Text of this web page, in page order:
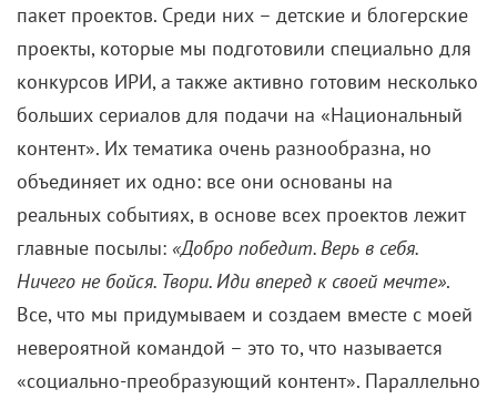
пакет проектов. Среди них – детские и блогерские
проекты, которые мы подготовили специально для
конкурсов ИРИ, а также активно готовим несколько
больших сериалов для подачи на «Национальный
контент». Их тематика очень разнообразна, но
объединяет их одно: все они основаны на
реальных событиях, в основе всех проектов лежит
главные посылы: «Добро победит. Верь в себя.
Ничего не бойся. Твори. Иди вперед к своей мечте».
Все, что мы придумываем и создаем вместе с моей
невероятной командой – это то, что называется
«социально-преобразующий контент». Параллельно